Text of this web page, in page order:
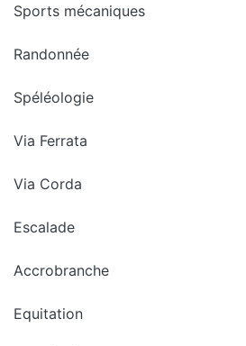
Sports mécaniques
Randonnée
Spéléologie
Via Ferrata
Via Corda
Escalade
Accrobranche
Equitation